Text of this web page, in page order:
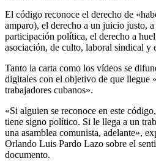
El código reconoce el derecho de
amparo), el derecho a un juicio justo,
participación política, el derecho a
asociación, de culto, laboral sindical y
Tanto la carta como los vídeos se
digitales con el objetivo de que llegue
trabajadores cubanos».
«Si alguien se reconoce en este
tiene signo político. Si le llega a un
una asamblea comunista, adelante»,
Orlando Luis Pardo Lazo sobre el
documento.